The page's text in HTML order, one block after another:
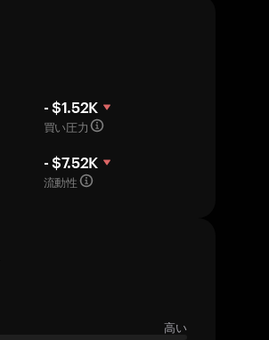
- $1.52K
買い圧力
- $7.52K
流動性
高い